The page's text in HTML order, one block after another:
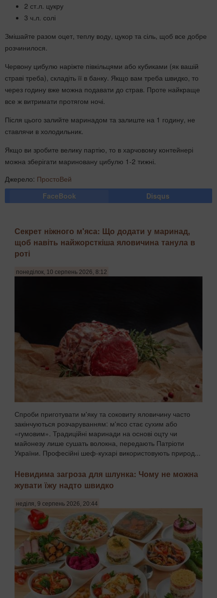
2 ст.л. цукру
3 ч.л. солі
Змішайте разом оцет, теплу воду, цукор та сіль, щоб все добре
розчинилося.
Червону цибулю наріжте півкільцями або кубиками (як вашій
страві треба), складіть її в банку. Якщо вам треба швидко, то
через годину вже можна подавати до страв. Проте найкраще
все ж витримати протягом ночі.
Після цього залийте маринадом та залиште на 1 годину, не
ставлячи в холодильник.
Якщо ви зробите велику партію, то в харчовому контейнері
можна зберігати мариновану цибулю 1-2 тижні.
Джерело: ПростоВей
FaceBook
Disqus
Секрет ніжного м'яса: Що додати у маринад,
щоб навіть найжорсткіша яловичина танула в
роті
понеділок, 10 серпень 2026, 8:12
Спроби приготувати м'яку та соковиту яловичину часто
закінчуються розчаруванням: м'ясо стає сухим або
«гумовим». Традиційні маринади на основі оцту чи
майонезу лише сушать волокна, передають Патріоти
України. Професійні шеф-кухарі використовують природ...
Невидима загроза для шлунка: Чому не можна
жувати їжу надто швидко
неділя, 9 серпень 2026, 20:44